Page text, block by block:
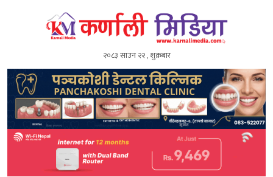
२०८३ साउन २२ , शुक्रबार